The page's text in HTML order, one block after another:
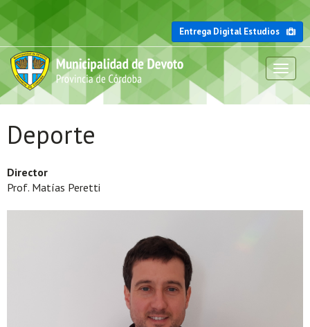
Entrega Digital Estudios
Deporte
Director
Prof. Matías Peretti